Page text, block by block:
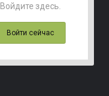
Войдите здесь.
Войти сейчас